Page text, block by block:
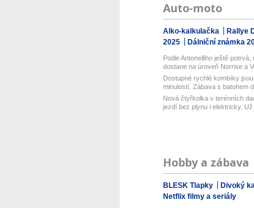
Auto-moto
Alko-kalkulačka
Rallye
2025
Dálniční známka
Podle Antonelliho ještě potrvá,
dostane na úroveň Norrise a
Dostupné rychlé kombíky jsou
minulostí. Zábava s batohem
začíná a...
Nová čtyřkolka v terénních
jezdí bez plynu i elektricky. Už
Hobby a zábava
BLESK Tlapky
Divoký
Netflix filmy a seriály